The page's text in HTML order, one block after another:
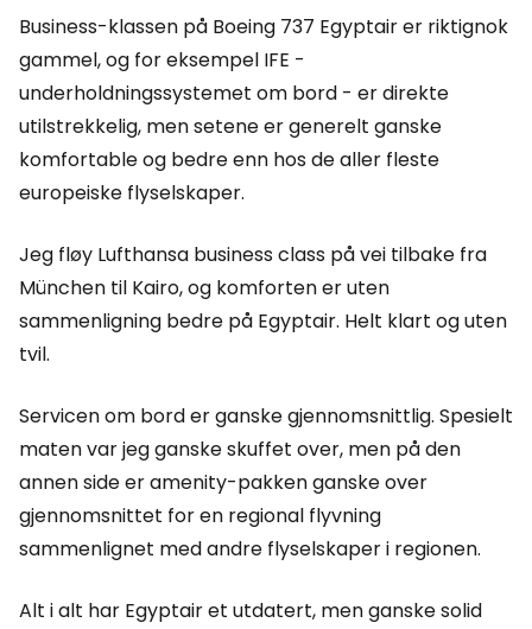
Business-klassen på Boeing 737 Egyptair er riktignok
gammel, og for eksempel IFE -
underholdningssystemet om bord - er direkte
utilstrekkelig, men setene er generelt ganske
komfortable og bedre enn hos de aller fleste
europeiske flyselskaper.
Jeg fløy Lufthansa business class på vei tilbake fra
München til Kairo, og komforten er uten
sammenligning bedre på Egyptair. Helt klart og uten
tvil.
Servicen om bord er ganske gjennomsnittlig. Spesielt
maten var jeg ganske skuffet over, men på den
annen side er amenity-pakken ganske over
gjennomsnittet for en regional flyvning
sammenlignet med andre flyselskaper i regionen.
Alt i alt har Egyptair et utdatert, men ganske solid